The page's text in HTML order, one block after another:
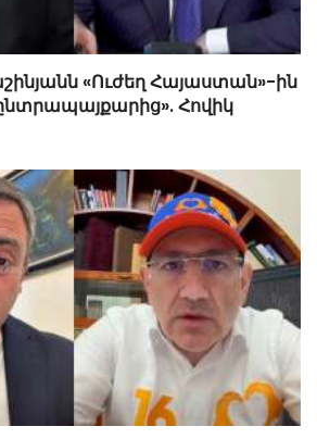
«Ուժեղ Հայաստան»-ին
ընտրապայքարից». Հովիկ